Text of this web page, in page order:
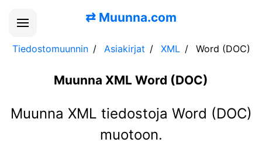
⇄ Muunna.com
Tiedostomuunnin Asiakirjat XML Word (DOC)
Muunna XML Word (DOC)
Muunna XML tiedostoja Word (DOC)
muotoon.